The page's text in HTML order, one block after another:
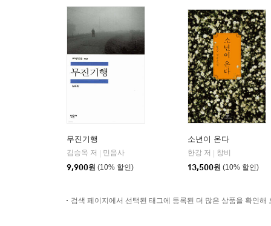
무진기행
김승옥 저
민음사
9,900원 (10% 할인)
소년이 온다
한강 저
창비
13,500원 (10% 할인)
검색 페이지에서 선택된 태그에 등록된 더 많은 상품을 확인해